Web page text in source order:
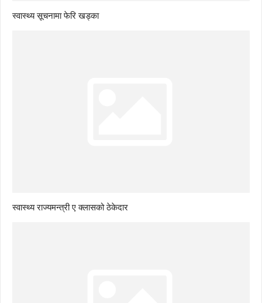
स्वास्थ्य सूचनामा फेरि खड्का
स्वास्थ्य राज्यमन्त्री ए क्लासको ठेकेदार